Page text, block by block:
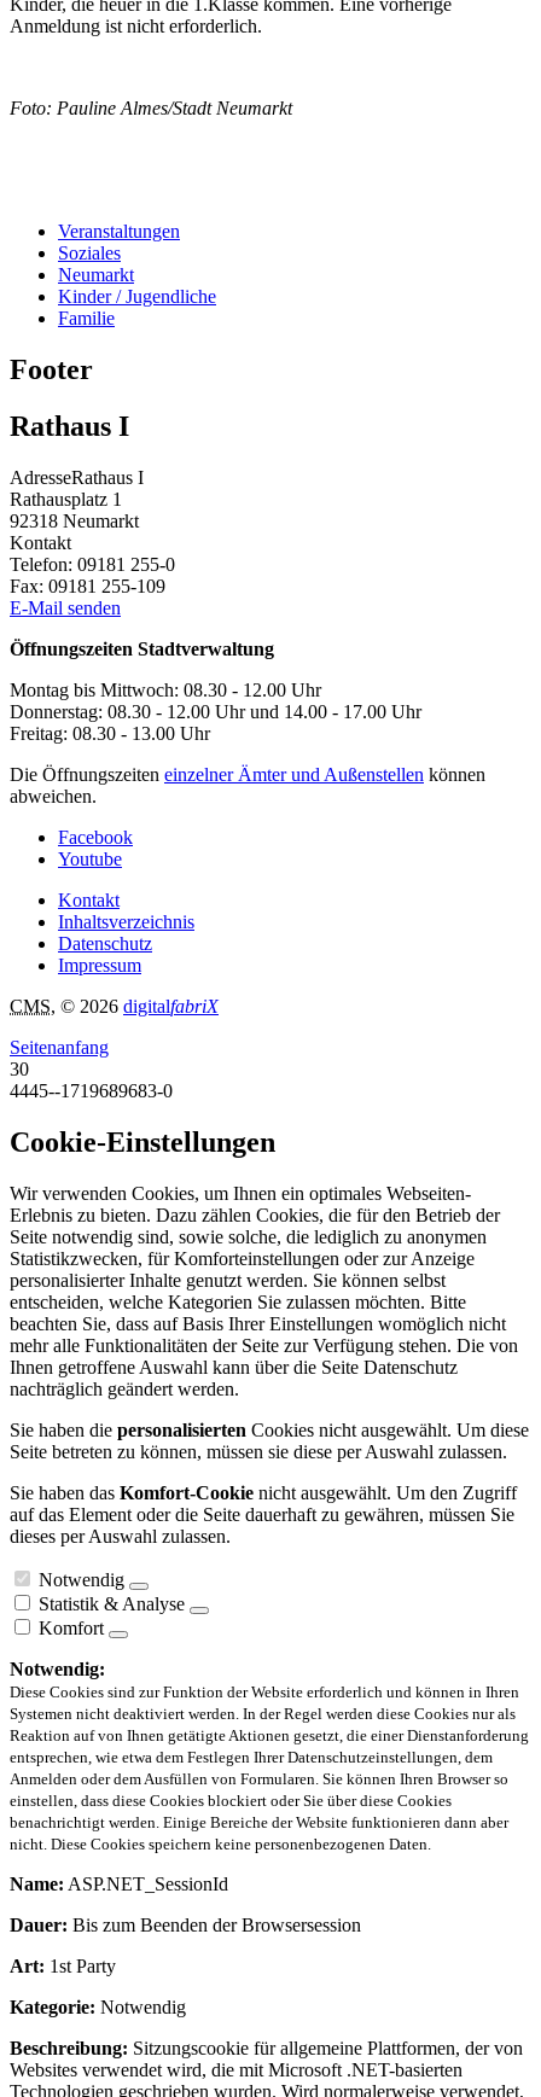
Kinder, die heuer in die 1.Klasse kommen. Eine vorherige
Anmeldung ist nicht erforderlich.
Foto: Pauline Almes/Stadt Neumarkt
Veranstaltungen
Soziales
Neumarkt
Kinder / Jugendliche
Familie
Footer
Rathaus I
AdresseRathaus I
Rathausplatz 1
92318 Neumarkt
Kontakt
Telefon: 09181 255-0
Fax: 09181 255-109
E-Mail senden
Öffnungszeiten Stadtverwaltung
Montag bis Mittwoch: 08.30 - 12.00 Uhr
Donnerstag: 08.30 - 12.00 Uhr und 14.00 - 17.00 Uhr
Freitag: 08.30 - 13.00 Uhr
Die Öffnungszeiten einzelner Ämter und Außenstellen können
abweichen.
Facebook
Youtube
Kontakt
Inhaltsverzeichnis
Datenschutz
Impressum
CMS, © 2026 digitalfabriX
Seitenanfang
30
4445--1719689683-0
Cookie-Einstellungen
Wir verwenden Cookies, um Ihnen ein optimales Webseiten-
Erlebnis zu bieten. Dazu zählen Cookies, die für den Betrieb der
Seite notwendig sind, sowie solche, die lediglich zu anonymen
Statistikzwecken, für Komforteinstellungen oder zur Anzeige
personalisierter Inhalte genutzt werden. Sie können selbst
entscheiden, welche Kategorien Sie zulassen möchten. Bitte
beachten Sie, dass auf Basis Ihrer Einstellungen womöglich nicht
mehr alle Funktionalitäten der Seite zur Verfügung stehen. Die von
Ihnen getroffene Auswahl kann über die Seite Datenschutz
nachträglich geändert werden.
Sie haben die personalisierten Cookies nicht ausgewählt. Um diese
Seite betreten zu können, müssen sie diese per Auswahl zulassen.
Sie haben das Komfort-Cookie nicht ausgewählt. Um den Zugriff
auf das Element oder die Seite dauerhaft zu gewähren, müssen Sie
dieses per Auswahl zulassen.
Notwendig
Statistik & Analyse
Komfort
Notwendig:
Diese Cookies sind zur Funktion der Website erforderlich und können in Ihren
Systemen nicht deaktiviert werden. In der Regel werden diese Cookies nur als
Reaktion auf von Ihnen getätigte Aktionen gesetzt, die einer Dienstanforderung
entsprechen, wie etwa dem Festlegen Ihrer Datenschutzeinstellungen, dem
Anmelden oder dem Ausfüllen von Formularen. Sie können Ihren Browser so
einstellen, dass diese Cookies blockiert oder Sie über diese Cookies
benachrichtigt werden. Einige Bereiche der Website funktionieren dann aber
nicht. Diese Cookies speichern keine personenbezogenen Daten.
Name: ASP.NET_SessionId
Dauer: Bis zum Beenden der Browsersession
Art: 1st Party
Kategorie: Notwendig
Beschreibung: Sitzungscookie für allgemeine Plattformen, der von
Websites verwendet wird, die mit Microsoft .NET-basierten
Technologien geschrieben wurden. Wird normalerweise verwendet,